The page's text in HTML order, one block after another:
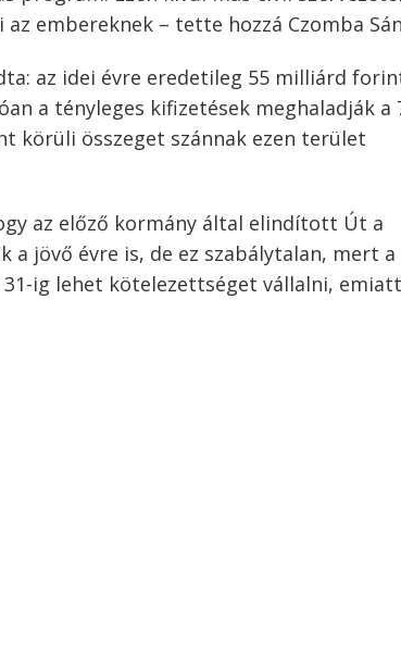
embereknek – tette hozzá Czomba
az idei évre eredetileg 55 milliárd
a tényleges kifizetések meghaladják a
összeget szánnak ezen terület
az előző kormány által elindított Út a
a jövő évre is, de ez szabálytalan, mert a
ig lehet kötelezettséget vállalni, emiatt